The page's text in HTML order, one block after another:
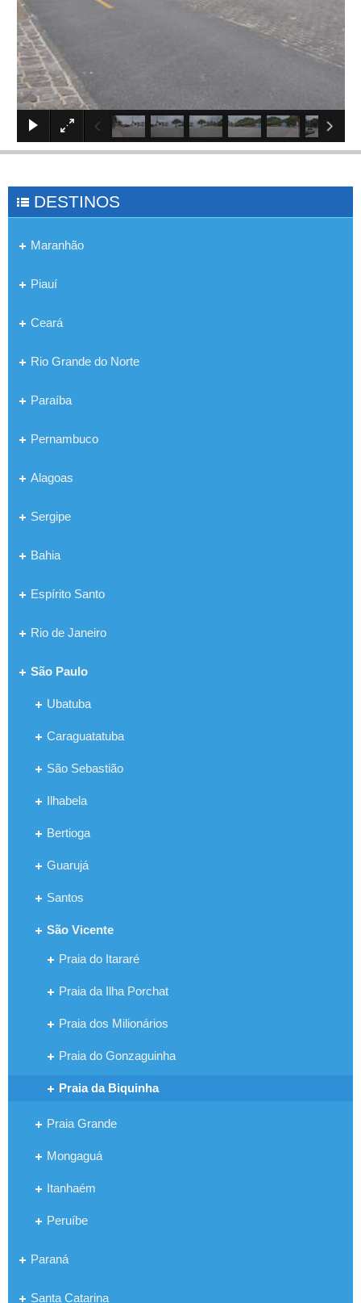
×
DESTINOS
Maranhão
Piauí
Ceará
Rio Grande do Norte
Paraíba
Pernambuco
Alagoas
Sergipe
Bahia
Espírito Santo
Rio de Janeiro
São Paulo
Ubatuba
Caraguatatuba
São Sebastião
Ilhabela
Bertioga
Guarujá
Santos
São Vicente
Praia do Itararé
Praia da Ilha Porchat
Praia dos Milionários
Praia do Gonzaguinha
Praia da Biquinha
Praia Grande
Mongaguá
Itanhaém
Peruíbe
Paraná
Santa Catarina